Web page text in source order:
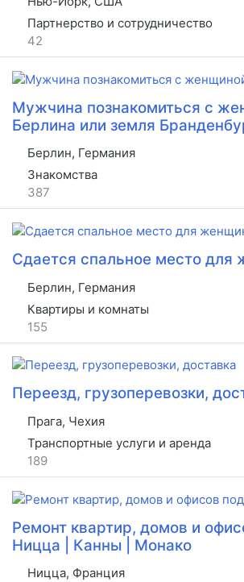
Партнерство и сотрудничество
42
Мужчина познакомиться с
Берлина или земля
Берлин, Германия
Знакомства
387
Сдается спальное место
Берлин, Германия
Квартиры и комнаты
155
Переезд, грузоперевозки,
Прага, Чехия
Транспортные услуги и аренда
189
Ремонт квартир, домов и
Ницца | Канны | Монако
Ницца, Франция